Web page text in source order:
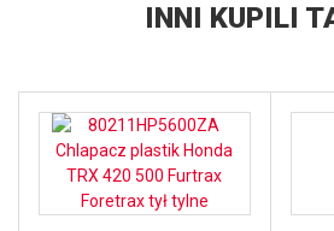
INNI KUPILI